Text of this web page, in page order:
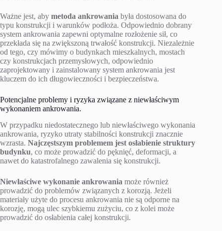
Ważne jest, aby metoda ankrowania była dostosowana do
typu konstrukcji i warunków podłoża. Odpowiednio dobrany
system ankrowania zapewni optymalne rozłożenie sił, co
przekłada się na zwiększoną trwałość konstrukcji. Niezależnie
od tego, czy mówimy o budynkach mieszkalnych, mostach
czy konstrukcjach przemysłowych, odpowiednio
zaprojektowany i zainstalowany system ankrowania jest
kluczem do ich długowieczności i bezpieczeństwa.
Potencjalne problemy i ryzyka związane z niewłaściwym
wykonaniem ankrowania.
W przypadku niedostatecznego lub niewłaściwego wykonania
ankrowania, ryzyko utraty stabilności konstrukcji znacznie
wzrasta. Najczęstszym problemem jest osłabienie struktury
budynku, co może prowadzić do pęknięć, deformacji, a
nawet do katastrofalnego zawalenia się konstrukcji.
Niewłaściwe wykonanie ankrowania może również
prowadzić do problemów związanych z korozją. Jeżeli
materiały użyte do procesu ankrowania nie są odporne na
korozję, mogą ulec szybkiemu zużyciu, co z kolei może
prowadzić do osłabienia całej konstrukcji.